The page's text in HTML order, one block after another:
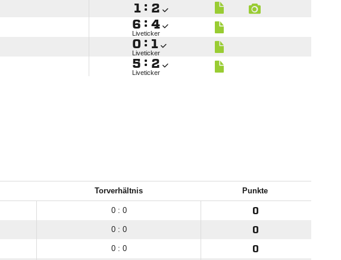
 : 
 : 
Liveticker
 : 
Liveticker
 : 
Liveticker
Torverhältnis Punkte
0 : 0
0
0 : 0
0
0 : 0 0